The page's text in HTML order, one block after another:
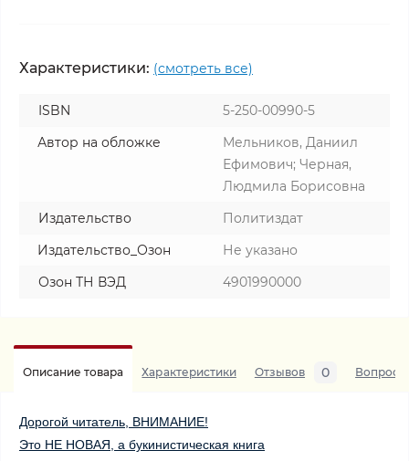
Характеристики: (смотреть все)
ISBN
5-250-00990-5
Автор на обложке
Мельников, Даниил
Ефимович; Черная,
Людмила Борисовна
Издательство
Политиздат
Издательство_Озон
Не указано
Озон ТН ВЭД
4901990000
Описание товара Характеристики Отзывов 0 Вопросы
Дорогой читатель, ВНИМАНИЕ!
Это НЕ НОВАЯ, а букинистическая книга